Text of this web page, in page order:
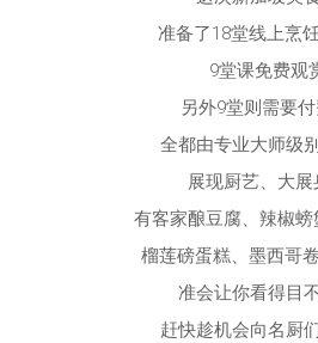
准备了18堂线上烹
9堂课免费观
另外9堂则需要
全都由专业大师级
展现厨艺、大展
有客家酿豆腐、辣椒螃
榴莲磅蛋糕、墨西哥
准会让你看得目
赶快趁机会向名厨